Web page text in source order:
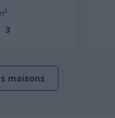
3
maisons